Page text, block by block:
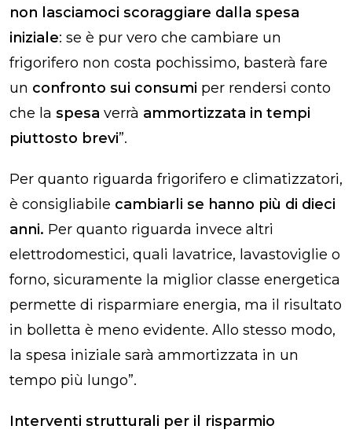
non lasciamoci scoraggiare dalla spesa
iniziale: se è pur vero che cambiare un
frigorifero non costa pochissimo, basterà fare
un confronto sui consumi per rendersi conto
che la spesa verrà ammortizzata in tempi
piuttosto brevi”.
Per quanto riguarda frigorifero e climatizzatori,
è consigliabile cambiarli se hanno più di dieci
anni. Per quanto riguarda invece altri
elettrodomestici, quali lavatrice, lavastoviglie o
forno, sicuramente la miglior classe energetica
permette di risparmiare energia, ma il risultato
in bolletta è meno evidente. Allo stesso modo,
la spesa iniziale sarà ammortizzata in un
tempo più lungo”.
Interventi strutturali per il risparmio